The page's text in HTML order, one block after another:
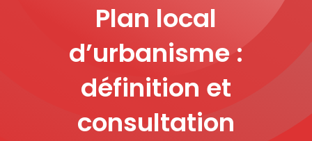
Plan local
d’urbanisme :
définition et
consultation